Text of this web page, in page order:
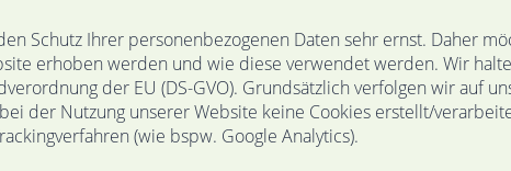
Schutz Ihrer personenbezogenen Daten sehr ernst. Daher
erhoben werden und wie diese verwendet werden. Wir
der EU (DS-GVO). Grundsätzlich verfolgen wir auf
der Nutzung unserer Website keine Cookies erstellt/
(wie bspw. Google Analytics).